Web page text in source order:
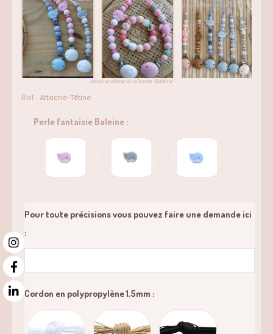
Attache-tétine en silicone “Baleine”
Ref : Attache-Tétine
Perle fantaisie Baleine :
Pour toute précisions vous pouvez faire une demande ici
:
Cordon en polypropylène 1,5mm :